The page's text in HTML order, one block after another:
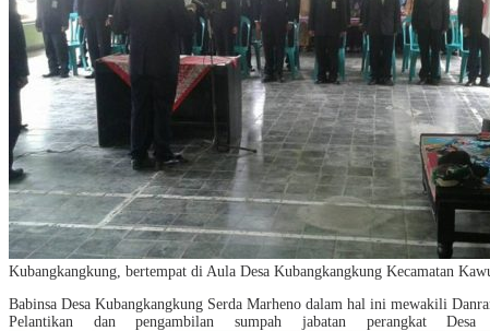
Kubangkangkung, bertempat di Aula Desa Kubangkangkung Kecamatan
Babinsa Desa Kubangkangkung Serda Marheno dalam hal ini mewakili
Pelantikan dan pengambilan sumpah jabatan perangkat